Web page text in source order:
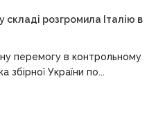
складі розгромила Італію в
перемогу в контрольному
збірної України по...